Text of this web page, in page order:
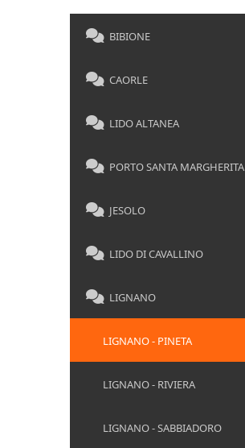
BIBIONE
CAORLE
LIDO ALTANEA
PORTO SANTA MARGHERITA
JESOLO
LIDO DI CAVALLINO
LIGNANO
LIGNANO - PINETA
LIGNANO - RIVIERA
LIGNANO - SABBIADORO